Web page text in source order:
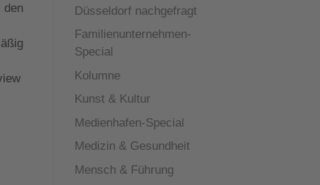
den
Düsseldorf nachgefragt
Familienunternehmen-
Special
Kolumne
Kunst & Kultur
Medienhafen-Special
Medizin & Gesundheit
Mensch & Führung